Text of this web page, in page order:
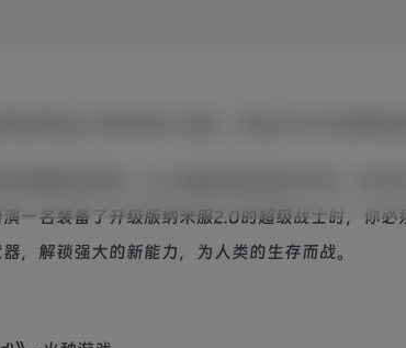
危机2》的传奇单人战役，并且针对今天的硬件
难肆虐的世界。当入侵者把纽约夷为平地，并开
一名装备了升级版纳米服2.0的超级战士时，你必
，解锁强大的新能力，为人类的生存而战。